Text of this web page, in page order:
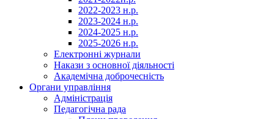
2022-2023 н.р.
2023-2024 н.р.
2024-2025 н.р.
2025-2026 н.р.
Електронні журнали
Накази з основної діяльності
Академічна доброчесність
Органи управління
Адміністрація
Педагогічна рада